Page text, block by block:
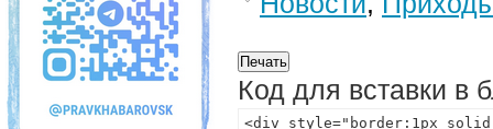
Код для вставки в